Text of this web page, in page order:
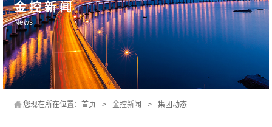
金控新闻
News
您现在所在位置： 首页 > 金控新闻 > 集团动态